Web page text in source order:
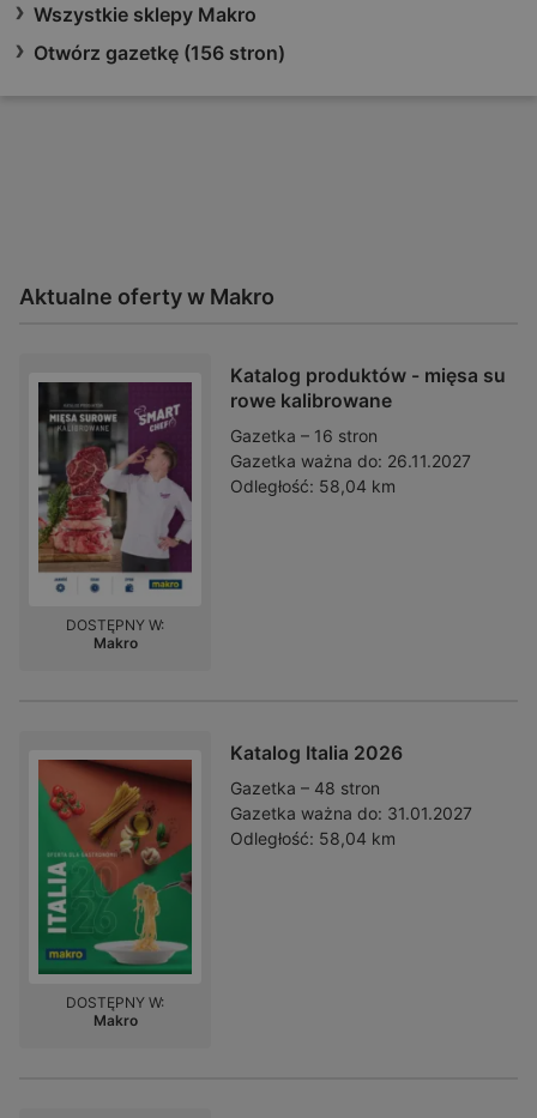
Wszystkie sklepy Makro
Otwórz gazetkę (156 stron)
Aktualne oferty w Makro
Katalog produktów - mięsa su
rowe kalibrowane
Gazetka – 16 stron
Gazetka ważna do: 26.11.2027
Odległość: 58,04 km
DOSTĘPNY W:
Makro
Katalog Italia 2026
Gazetka – 48 stron
Gazetka ważna do: 31.01.2027
Odległość: 58,04 km
DOSTĘPNY W:
Makro